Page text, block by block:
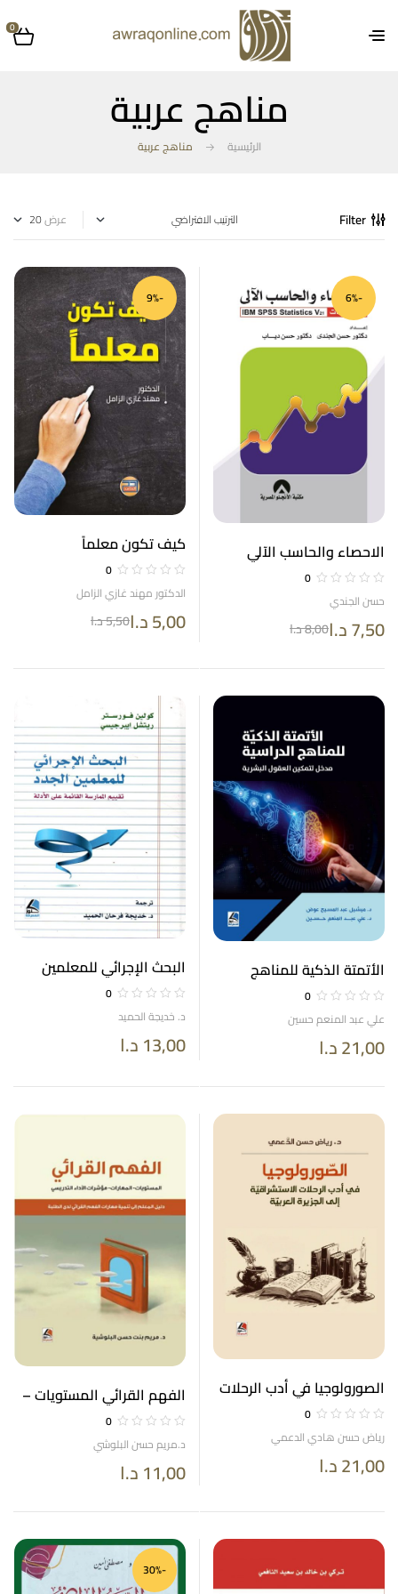
0
مناهج عربية
الرئيسية مناهج عربية
Filter عرض
-6%
الاحصاء والحاسب الآلي
تطبيقات 21 IBM SPSS
STATISTICS V
0
حسن الجندي
8,00د.ا 7,50د.ا
-9%
كيف تكون معلماً
0
الدكتور مهند غازي الزامل
5,50د.ا 5,00د.ا
الأتمتة الذكية للمناهج
الدراسية مدخل لتمكين
العقول البشرية
0
علي عبد المنعم حسين
21,00د.ا
البحث الإجرائي للمعلمين
الجدد تقييم الممارسة
القائمة على الأدلة
0
د. خديجة الحميد
13,00د.ا
الصورولوجيا في أدب الرحلات
الاستشراقية إلى الجزيرة
العربية
0
رياض حسن هادي الدعمي
21,00د.ا
الفهم القرائي المستويات –
المهارات – مؤشرات الأداء
التدريسي
0
د.مريم حسن البلوشي
11,00د.ا
-30%